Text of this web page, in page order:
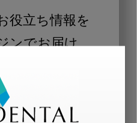
役立ち情報を
ンでお届け
種（歯科医師、歯